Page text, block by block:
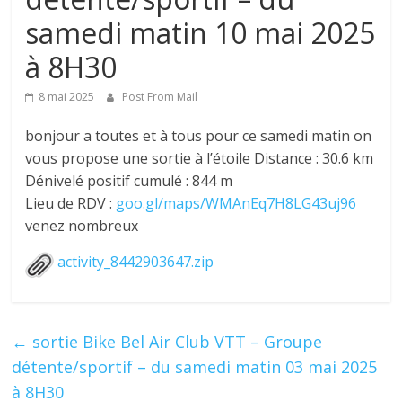
samedi matin 10 mai 2025
à 8H30
8 mai 2025 Post From Mail
bonjour a toutes et à tous pour ce samedi matin on
vous propose une sortie à l’étoile Distance : 30.6 km
Dénivelé positif cumulé : 844 m
Lieu de RDV : goo.gl/maps/WMAnEq7H8LG43uj96
venez nombreux
activity_8442903647.zip
← sortie Bike Bel Air Club VTT – Groupe
détente/sportif – du samedi matin 03 mai 2025
à 8H30